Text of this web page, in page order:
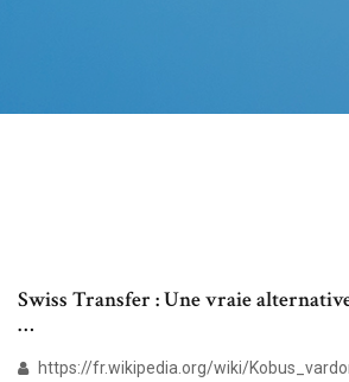
Swiss Transfer : Une vraie
…
https://fr.wikipedia.org/wiki/